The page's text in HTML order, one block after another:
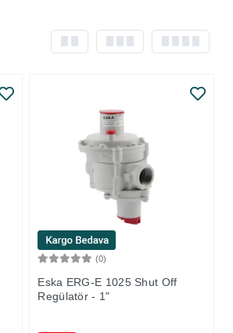
(0)
Eska ERG-E 1025 Shut Off
Regülatör - 1"